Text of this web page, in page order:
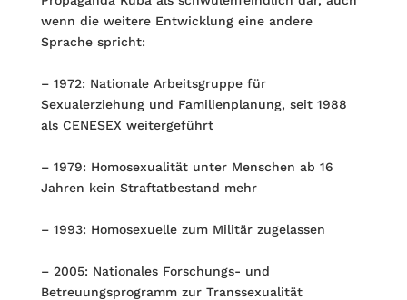
wenn die weitere Entwicklung eine andere
Sprache spricht:
– 1972: Nationale Arbeitsgruppe für
Sexualerziehung und Familienplanung, seit 1988
als CENESEX weitergeführt
– 1979: Homosexualität unter Menschen ab 16
Jahren kein Straftatbestand mehr
– 1993: Homosexuelle zum Militär zugelassen
– 2005: Nationales Forschungs- und
Betreuungsprogramm zur Transsexualität